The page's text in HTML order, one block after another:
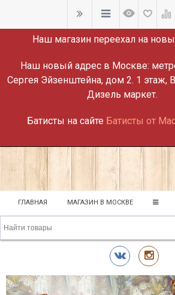
ВНИМАНИЕ!
Наш магазин переехал на
Наш новый адрес в Москве:
Сергея Эйзенштейна, дом 2. 1 этаж,
Дизель маркет.
Батисты на сайте Батисты от
ГЛАВНАЯ МАГАЗИН В МОСКВЕ